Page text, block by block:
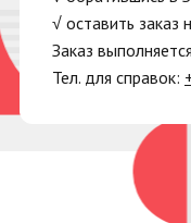
√ оставить заказ
Заказ
Тел. для справок: